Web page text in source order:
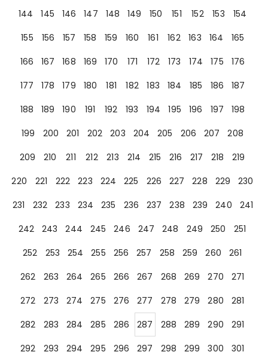
144
145 146 147 148 149 150 151 152 153
154
155
156 157 158 159 160 161 162 163 164
165
166
167 168 169 170 171 172 173 174 175
176
177
178 179 180 181 182 183 184 185 186
187
188
189 190 191 192 193 194 195 196 197
198
199
200 201 202 203 204 205 206 207
208
209
210 211 212 213 214 215 216 217 218
219
220
221 222 223 224 225 226 227 228 229
230
231
232 233 234 235 236 237 238 239 240
241
242
243 244 245 246 247 248 249 250
251
252
253 254 255 256 257 258 259 260
261
262
263 264 265 266 267 268 269 270
271
272
273 274 275 276 277 278 279 280
281
282
283 284 285 286 287 288 289 290
291
292
293 294 295 296 297 298 299 300 301